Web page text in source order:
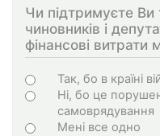
Чи підтримуєте Ви
чиновників і
фінансові витрати
Choices
Так, бо в країні
Ні, бо це
самоврядування
Мені все одно